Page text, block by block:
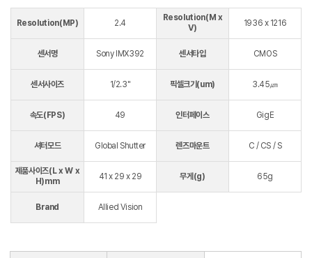
Resolution(MP) 2.4
Resolution(M x
V)
1936 x 1216
센서명 Sony IMX392 센서타입 CMOS
센서사이즈 1/2.3" 픽셀크기(um) 3.45㎛
속도(FPS) 49 인터페이스 GigE
셔터모드 Global Shutter 렌즈마운트 C / CS / S
제품사이즈(L x W x
H)mm
41 x 29 x 29 무게(g) 65g
Brand Allied Vision